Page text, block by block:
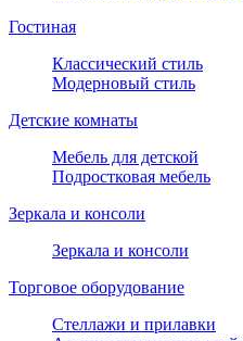
Гостиная
Классический стиль
Модерновый стиль
Детские комнаты
Мебель для детской
Подростковая мебель
Зеркала и консоли
Зеркала и консоли
Торговое оборудование
Стеллажи и прилавки